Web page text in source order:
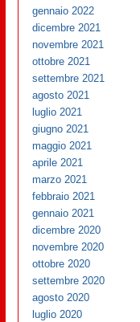
gennaio 2022
dicembre 2021
novembre 2021
ottobre 2021
settembre 2021
agosto 2021
luglio 2021
giugno 2021
maggio 2021
aprile 2021
marzo 2021
febbraio 2021
gennaio 2021
dicembre 2020
novembre 2020
ottobre 2020
settembre 2020
agosto 2020
luglio 2020